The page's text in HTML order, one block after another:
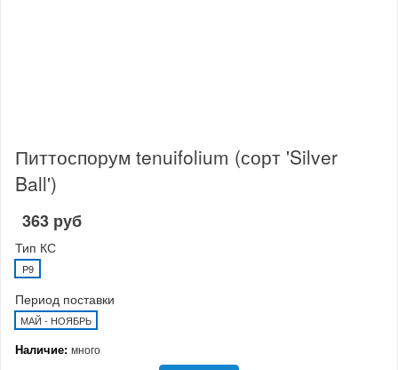
Питтоспорум tenuifolium (сорт 'Silver
Ball')
363 руб
Тип КС
P9
Период поставки
МАЙ - НОЯБРЬ
Наличие: много